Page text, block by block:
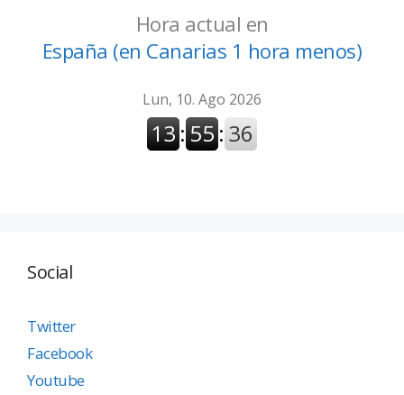
Hora actual en
España (en Canarias 1 hora menos)
Social
Twitter
Facebook
Youtube